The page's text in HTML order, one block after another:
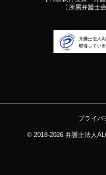
プライバ
© 2018-2026 弁護士法人